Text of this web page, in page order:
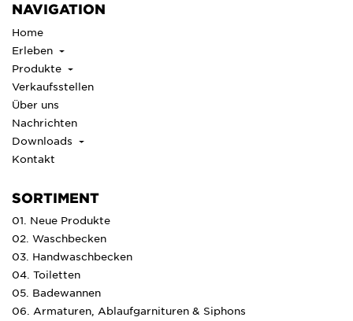
NAVIGATION
Home
Erleben
Produkte
Verkaufsstellen
Über uns
Nachrichten
Downloads
Kontakt
SORTIMENT
01. Neue Produkte
02. Waschbecken
03. Handwaschbecken
04. Toiletten
05. Badewannen
06. Armaturen, Ablaufgarnituren & Siphons